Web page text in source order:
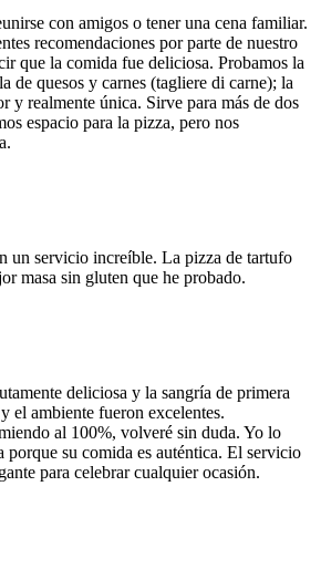
con amigos o tener una cena familiar.
recomendaciones por parte de nuestro
que la comida fue deliciosa. Probamos la
de quesos y carnes (tagliere di carne); la
y realmente única. Sirve para más de dos
espacio para la pizza, pero nos
un servicio increíble. La pizza de tartufo
masa sin gluten que he probado.
deliciosa y la sangría de primera
el ambiente fueron excelentes.
al 100%, volveré sin duda. Yo lo
porque su comida es auténtica. El servicio
para celebrar cualquier ocasión.